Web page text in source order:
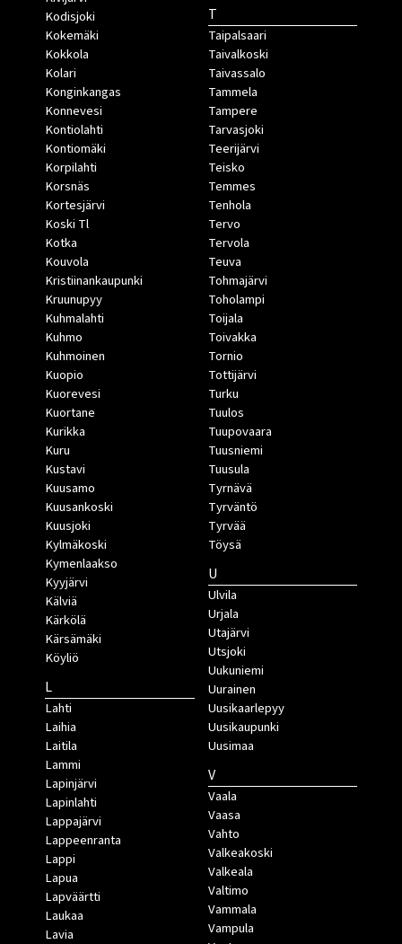
Kodisjoki
Kokemäki
Kokkola
Kolari
Konginkangas
Konnevesi
Kontiolahti
Kontiomäki
Korpilahti
Korsnäs
Kortesjärvi
Koski Tl
Kotka
Kouvola
Kristiinankaupunki
Kruunupyy
Kuhmalahti
Kuhmo
Kuhmoinen
Kuopio
Kuorevesi
Kuortane
Kurikka
Kuru
Kustavi
Kuusamo
Kuusankoski
Kuusjoki
Kylmäkoski
Kymenlaakso
Kyyjärvi
Kälviä
Kärkölä
Kärsämäki
Köyliö
L
Lahti
Laihia
Laitila
Lammi
Lapinjärvi
Lapinlahti
Lappajärvi
Lappeenranta
Lappi
Lapua
Lapväärtti
Laukaa
Lavia
T
Taipalsaari
Taivalkoski
Taivassalo
Tammela
Tampere
Tarvasjoki
Teerijärvi
Teisko
Temmes
Tenhola
Tervo
Tervola
Teuva
Tohmajärvi
Toholampi
Toijala
Toivakka
Tornio
Tottijärvi
Turku
Tuulos
Tuupovaara
Tuusniemi
Tuusula
Tyrnävä
Tyrväntö
Tyrvää
Töysä
U
Ulvila
Urjala
Utajärvi
Utsjoki
Uukuniemi
Uurainen
Uusikaarlepyy
Uusikaupunki
Uusimaa
V
Vaala
Vaasa
Vahto
Valkeakoski
Valkeala
Valtimo
Vammala
Vampula